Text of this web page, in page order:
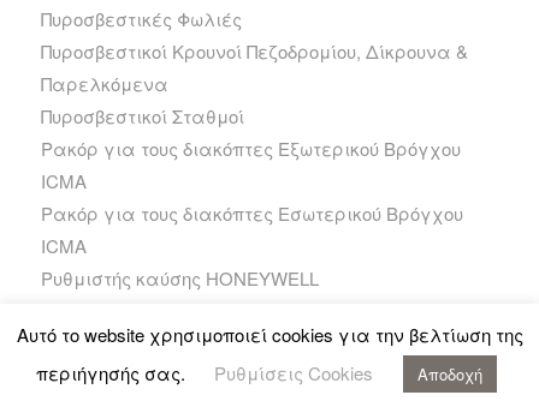
Πυροσβεστικές Φωλιές
Πυροσβεστικοί Κρουνοί Πεζοδρομίου, Δίκρουνα &
Παρελκόμενα
Πυροσβεστικοί Σταθμοί
Ρακόρ για τους διακόπτες Εξωτερικού Βρόγχου
ICMA
Ρακόρ για τους διακόπτες Εσωτερικού Βρόγχου
ICMA
Ρυθμιστής καύσης HONEYWELL
Σειρά TN -X
Σειρά TN +PRO+
Αυτό το website χρησιμοποιεί cookies για την βελτίωση της
περιήγησής σας.
Ρυθμίσεις Cookies Αποδοχή